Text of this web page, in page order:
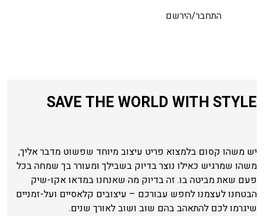
התחבר/הירשם
SAVE THE WORLD WITH STYLE
יש משהו קסום בלמצוא פריט עיצוב מיוחד שפשוט מדבר אליך,
משהו שמרגיש כאילו נוצר בדיוק בשבילך ומעורר בך שמחה בכל
פעם שאת מביטה בו. זה בדיוק מה שאנחנו במדאו אקו-שיק
הבטחנו לעצמנו לחפש עבורכם – עיצובים קלאסיים ועל-זמניים
שיגרמו לכם להתאהב בהם שוב ושוב לאורך שנים.